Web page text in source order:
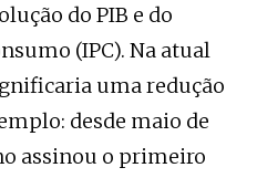
do PIB e do
(IPC). Na atual
uma redução
desde maio de
assinou o primeiro